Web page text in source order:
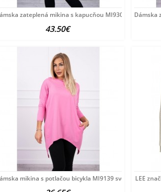
zateplená mikina s kapucňou MI9302 azurovo
43.50€
Dámska
mikina s potlačou bicykla MI9139 svetloružová
LEE